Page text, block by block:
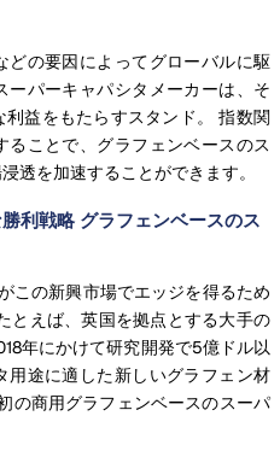
どの要因によってグローバルに駆
パーキャパシタメーカーは、そ
益をもたらすスタンド。 指数関
ことで、グラフェンベースのス
透を加速することができます。
利戦略 グラフェンベースのス
この新興市場でエッジを得るため
とえば、英国を拠点とする大手の
年にかけて研究開発で5億ドル以
用途に適した新しいグラフェン材
の商用グラフェンベースのスーパ